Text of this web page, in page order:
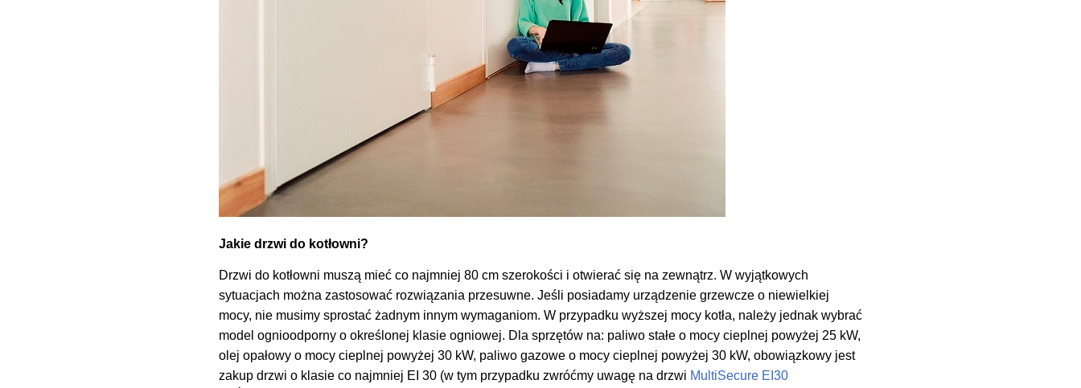
Jakie drzwi do kotłowni?
Drzwi do kotłowni muszą mieć co najmniej 80 cm szerokości i otwierać się na zewnątrz. W wyjątkowych
sytuacjach można zastosować rozwiązania przesuwne. Jeśli posiadamy urządzenie grzewcze o niewielkiej
mocy, nie musimy sprostać żadnym innym wymaganiom. W przypadku wyższej mocy kotła, należy jednak wybrać
model ognioodporny o określonej klasie ogniowej. Dla sprzętów na: paliwo stałe o mocy cieplnej powyżej 25 kW,
olej opałowy o mocy cieplnej powyżej 30 kW, paliwo gazowe o mocy cieplnej powyżej 30 kW, obowiązkowy jest
zakup drzwi o klasie co najmniej EI 30 (w tym przypadku zwróćmy uwagę na drzwi MultiSecure EI30